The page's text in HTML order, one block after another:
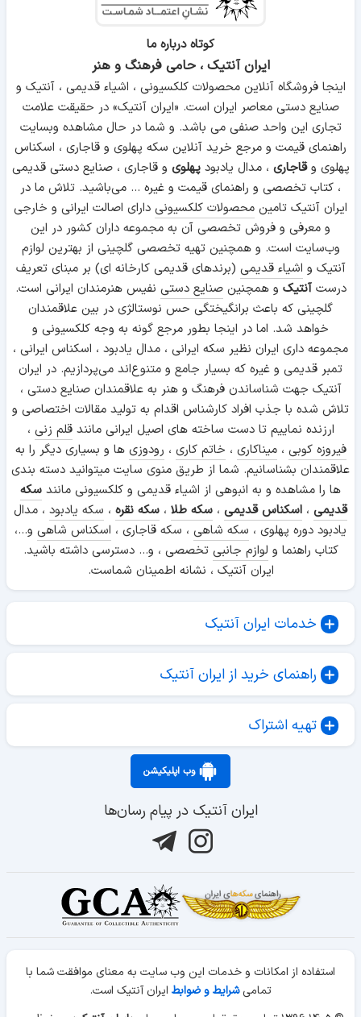
کوتاه درباره ما
ایران آنتیک ، حامی فرهنگ و هنر
اینجا فروشگاه آنلاین محصولات کلکسیونی ، اشیاء قدیمی ، آنتیک و
صنایع دستی معاصر ایران است. «ایران آنتیک» در حقیقت علامت
تجاری این واحد صنفی می باشد. و شما در حال مشاهده وبسایت
راهنمای قیمت و مرجع خرید آنلاین سکه پهلوی و قاجاری ، اسکناس
پهلوی وقاجاری ، مدال یادبودپهلوی و قاجاری ، صنایع دستی قدیمی
، کتاب تخصصی و راهنمای قیمت و غیره ... می‌باشید. تلاش ما در
ایران آنتیک تامین محصولات کلکسیونی دارای اصالت ایرانی و خارجی
و معرفی و فروش تخصصی آن به مجموعه داران کشور در این
وب‌سایت است. و همچنین تهیه تخصصی گلچینی از بهترین لوازم
آنتیک و اشیاء قدیمی (برندهای قدیمی کارخانه ای) بر مبنای تعریف
درستآنتیک و همچنینصنایع دستی نفیس هنرمندان ایرانی است.
گلچینی که باعث برانگیختگی حس نوستالژی در بین علاقمندان
خواهد شد. اما در اینجا بطور مرجع گونه به وجه کلکسیونی و
مجموعه داری ایران نظیر سکه ایرانی ، مدال یادبود ، اسکناس ایرانی ،
تمبر قدیمی و غیره که بسیار جامع و متنوع‌اند می‌پردازیم. در ایران
آنتیک جهت شناساندن فرهنگ و هنر به علاقمندان صنایع دستی ،
تلاش شده با جذب افراد کارشناس اقدام به تولید مقالات اختصاصی و
ارزنده نماییم تا دست ساخته های اصیل ایرانی مانندقلم زنی ،
فیروزه کوبی ،میناکاری ، خاتم کاری ، رودوزی ها و بسیاری دیگر را به
علاقمندان بشناسانیم. شما از طریق منوی سایت میتوانید دسته بندی
ها را مشاهده و به انبوهی از اشیاء قدیمی و کلکسیونی مانند سکه
قدیمی ، اسکناس قدیمی ، سکه طلا ، سکه نقره ، سکه یادبود ، مدال
یادبود دوره پهلوی ، سکه شاهی ، سکه قاجاری ، اسکناس شاهی و...،
کتاب راهنما و لوازم جانبی تخصصی ، و... دسترسی داشته باشید.
ایران آنتیک ، نشانه اطمینان شماست.
خدمات ایران آنتیک
راهنمای خرید از ایران آنتیک
تهیه اشتراک
وب اپلیکیشن
ایران آنتیک در پیام رسان‌ها
استفاده از امکانات و خدمات این وب سایت به معنای موافقت شما با
تمامیشرایط و ضوابط ایران آنتیک است.